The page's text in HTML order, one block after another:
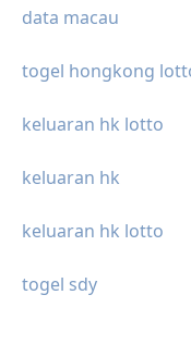
data macau
togel hongkong
keluaran hk lotto
keluaran hk
keluaran hk lotto
togel sdy